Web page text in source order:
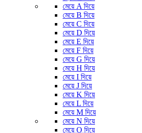
মেয়ে A দিয়ে
মেয়ে B দিয়ে
মেয়ে C দিয়ে
মেয়ে D দিয়ে
মেয়ে E দিয়ে
মেয়ে F দিয়ে
মেয়ে G দিয়ে
মেয়ে H দিয়ে
মেয়ে I দিয়ে
মেয়ে J দিয়ে
মেয়ে K দিয়ে
মেয়ে L দিয়ে
মেয়ে M দিয়ে
মেয়ে N দিয়ে
মেয়ে O দিয়ে